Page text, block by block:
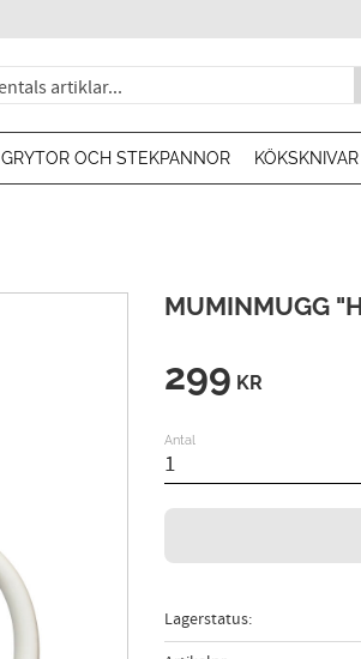
GRYTOR OCH STEKPANNOR KÖKSKNIVAR
MUMINMUGG
299 KR
Antal
Lagerstatus